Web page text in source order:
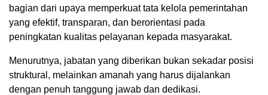
bagian dari upaya memperkuat tata kelola pemerintahan
yang efektif, transparan, dan berorientasi pada
peningkatan kualitas pelayanan kepada masyarakat.
Menurutnya, jabatan yang diberikan bukan sekadar posisi
struktural, melainkan amanah yang harus dijalankan
dengan penuh tanggung jawab dan dedikasi.